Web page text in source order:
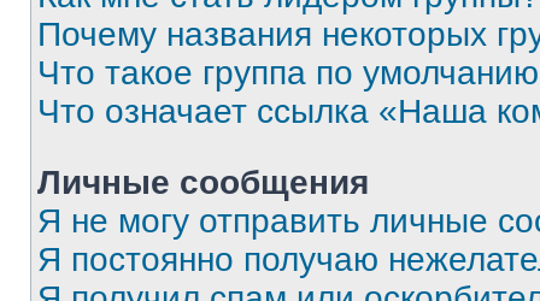
Почему названия некоторых
Что такое группа по
Что означает ссылка «Наша
Личные сообщения
Я не могу отправить личные
Я постоянно получаю